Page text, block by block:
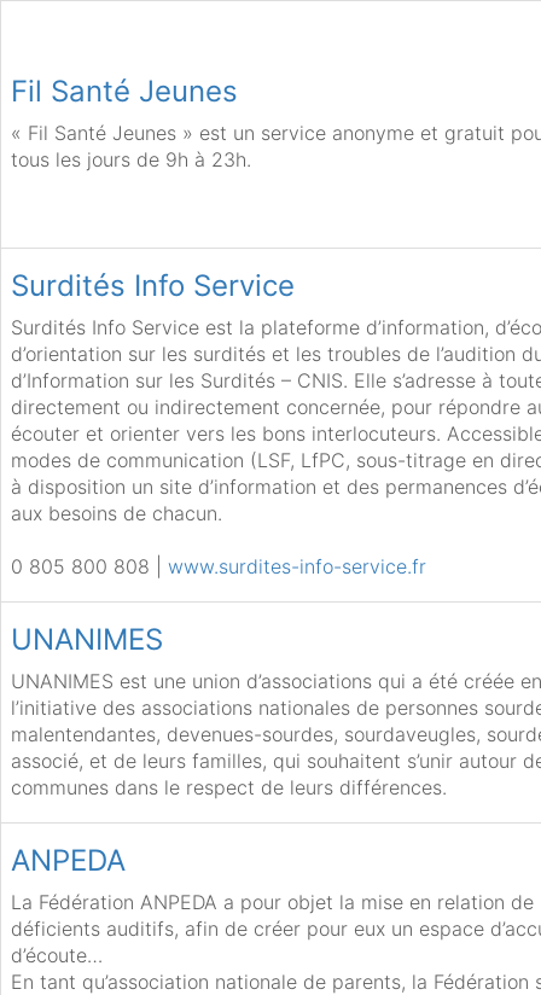
Fil Santé Jeunes
« Fil Santé Jeunes » est un service anonyme et gratuit
tous les jours de 9h à 23h.
Surdités Info Service
Surdités Info Service est la plateforme d’information,
d’orientation sur les surdités et les troubles de l’audition
d’Information sur les Surdités – CNIS. Elle s’adresse à
directement ou indirectement concernée, pour répondre
écouter et orienter vers les bons interlocuteurs.
modes de communication (LSF, LfPC, sous-titrage en
à disposition un site d’information et des permanences
aux besoins de chacun.
0 805 800 808 | www.surdites-info-service.fr
UNANIMES
UNANIMES est une union d’associations qui a été créée
l’initiative des associations nationales de personnes
malentendantes, devenues-sourdes, sourdaveugles,
associé, et de leurs familles, qui souhaitent s’unir autour
communes dans le respect de leurs différences.
ANPEDA
La Fédération ANPEDA a pour objet la mise en relation de
déficients auditifs, afin de créer pour eux un espace
d’écoute…
En tant qu’association nationale de parents, la Fédération